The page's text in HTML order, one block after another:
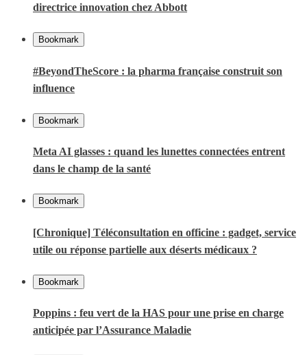
directrice innovation chez Abbott
Bookmark
#BeyondTheScore : la pharma française construit son
influence
Bookmark
Meta AI glasses : quand les lunettes connectées entrent
dans le champ de la santé
Bookmark
[Chronique] Téléconsultation en officine : gadget, service
utile ou réponse partielle aux déserts médicaux ?
Bookmark
Poppins : feu vert de la HAS pour une prise en charge
anticipée par l’Assurance Maladie